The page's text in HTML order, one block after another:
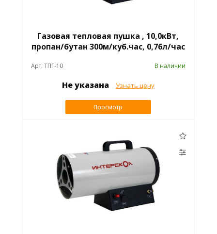
Газовая тепловая пушка , 10,0кВт,
пропан/бутан 300м/куб.час, 0,76л/час
Арт. ТПГ-10 В наличии
Не указана Узнать цену
Просмотр